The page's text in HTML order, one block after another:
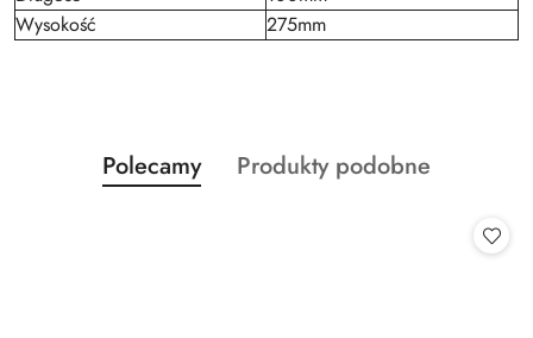
Wysokość
275mm
Pomiń karuzelę produktów
Produkty
o
Polecamy
Produkty
Produkty podobne